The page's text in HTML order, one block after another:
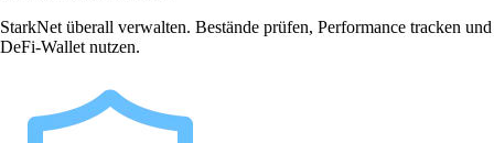
StarkNet überall verwalten. Bestände prüfen, Performance tracken und
DeFi-Wallet nutzen.